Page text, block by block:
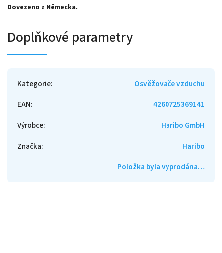
Dovezeno z Německa.
Doplňkové parametry
Kategorie:
Osvěžovače vzduchu
EAN:
4260725369141
Výrobce:
Haribo GmbH
Značka:
Haribo
Položka byla vyprodána…